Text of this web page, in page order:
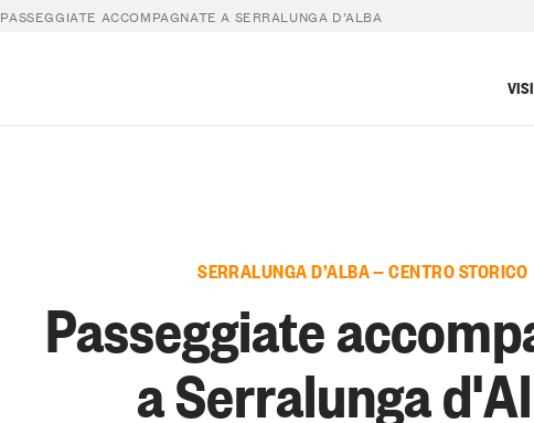
PASSEGGIATE ACCOMPAGNATE A SERRALUNGA D’ALBA
SERRALUNGA D’ALBA — CENTRO STORICO
Passeggiate
a Serralunga